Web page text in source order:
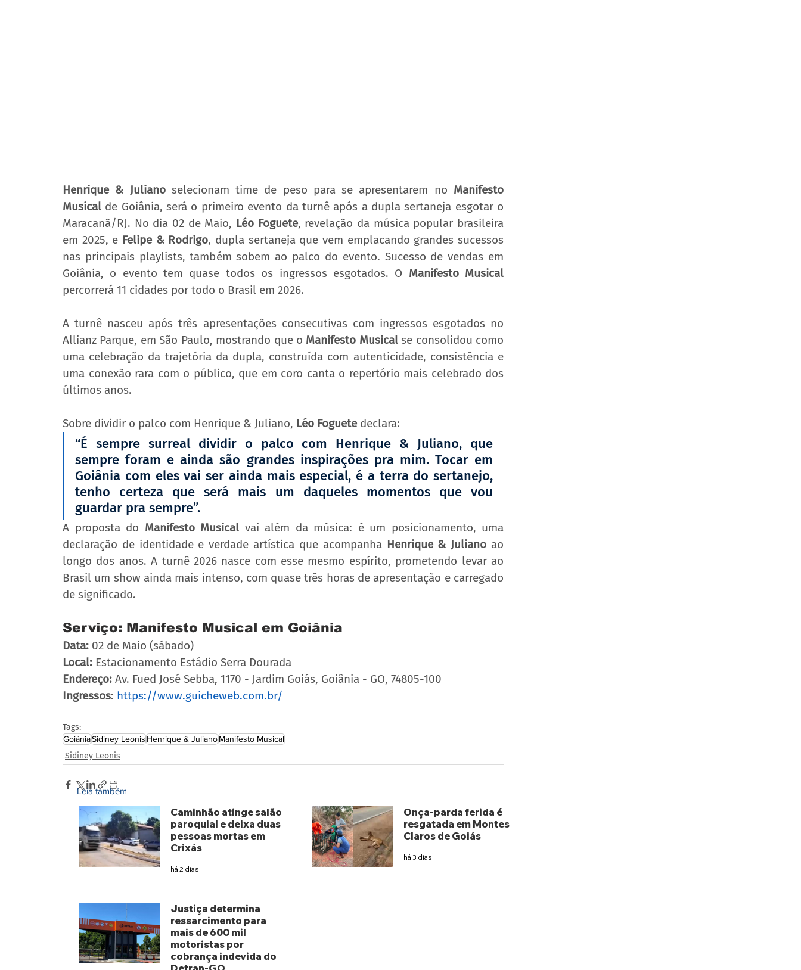
Henrique & Juliano selecionam time de peso para se apresentarem no Manifesto
Musical de Goiânia, será o primeiro evento da turnê após a dupla sertaneja esgotar o
Maracanã/RJ. No dia 02 de Maio, Léo Foguete, revelação da música popular brasileira
em 2025, e Felipe & Rodrigo, dupla sertaneja que vem emplacando grandes sucessos
nas principais playlists, também sobem ao palco do evento. Sucesso de vendas em
Goiânia, o evento tem quase todos os ingressos esgotados. O Manifesto Musical
percorrerá 11 cidades por todo o Brasil em 2026.
A turnê nasceu após três apresentações consecutivas com ingressos esgotados no
Allianz Parque, em São Paulo, mostrando que o Manifesto Musical se consolidou como
uma celebração da trajetória da dupla, construída com autenticidade, consistência e
uma conexão rara com o público, que em coro canta o repertório mais celebrado dos
últimos anos.
Sobre dividir o palco com Henrique & Juliano, Léo Foguete declara:
“É sempre surreal dividir o palco com Henrique & Juliano, que
sempre foram e ainda são grandes inspirações pra mim. Tocar em
Goiânia com eles vai ser ainda mais especial, é a terra do sertanejo,
tenho certeza que será mais um daqueles momentos que vou
guardar pra sempre”.
A proposta do Manifesto Musical vai além da música: é um posicionamento, uma
declaração de identidade e verdade artística que acompanha Henrique & Juliano ao
longo dos anos. A turnê 2026 nasce com esse mesmo espírito, prometendo levar ao
Brasil um show ainda mais intenso, com quase três horas de apresentação e carregado
de significado.
Serviço: Manifesto Musical em Goiânia
Data: 02 de Maio (sábado)
Local: Estacionamento Estádio Serra Dourada
Endereço: Av. Fued José Sebba, 1170 - Jardim Goiás, Goiânia - GO, 74805-100
Ingressos: https://www.guicheweb.com.br/
Tags:
GoiâniaSidiney Leonis Henrique & JulianoManifesto Musical
Sidiney Leonis
Leia também
Caminhão atinge salão
paroquial e deixa duas
pessoas mortas em
Crixás
há 2 dias
Onça-parda ferida é
resgatada em Montes
Claros de Goiás
há 3 dias
Justiça determina
ressarcimento para
mais de 600 mil
motoristas por
cobrança indevida do